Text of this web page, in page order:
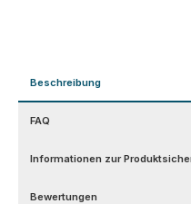
Beschreibung
FAQ
Informationen zur
Bewertungen